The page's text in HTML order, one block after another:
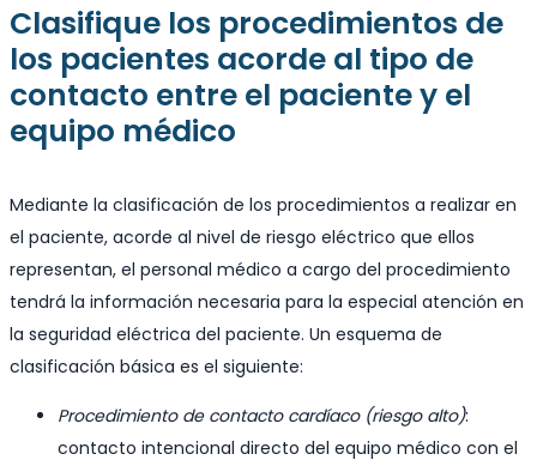
Clasifique los procedimientos de
los pacientes acorde al tipo de
contacto entre el paciente y el
equipo médico
Mediante la clasificación de los procedimientos a realizar en
el paciente, acorde al nivel de riesgo eléctrico que ellos
representan, el personal médico a cargo del procedimiento
tendrá la información necesaria para la especial atención en
la seguridad eléctrica del paciente. Un esquema de
clasificación básica es el siguiente:
Procedimiento de contacto cardíaco (riesgo alto):
contacto intencional directo del equipo médico con el